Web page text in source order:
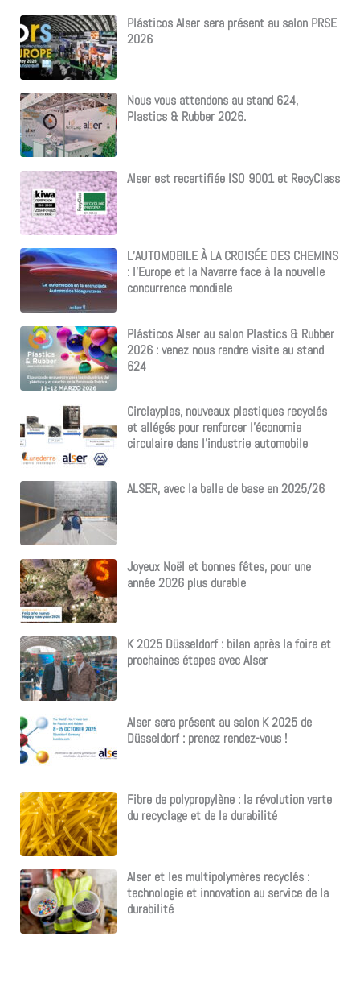
Plásticos Alser sera présent au salon PRSE
2026
Nous vous attendons au stand 624,
Plastics & Rubber 2026.
Alser est recertifiée ISO 9001 et RecyClass
L’AUTOMOBILE À LA CROISÉE DES CHEMINS
: l’Europe et la Navarre face à la nouvelle
concurrence mondiale
Plásticos Alser au salon Plastics & Rubber
2026 : venez nous rendre visite au stand
624
Circlayplas, nouveaux plastiques recyclés
et allégés pour renforcer l’économie
circulaire dans l’industrie automobile
ALSER, avec la balle de base en 2025/26
Joyeux Noël et bonnes fêtes, pour une
année 2026 plus durable
K 2025 Düsseldorf : bilan après la foire et
prochaines étapes avec Alser
Alser sera présent au salon K 2025 de
Düsseldorf : prenez rendez-vous !
Fibre de polypropylène : la révolution verte
du recyclage et de la durabilité
Alser et les multipolymères recyclés :
technologie et innovation au service de la
durabilité